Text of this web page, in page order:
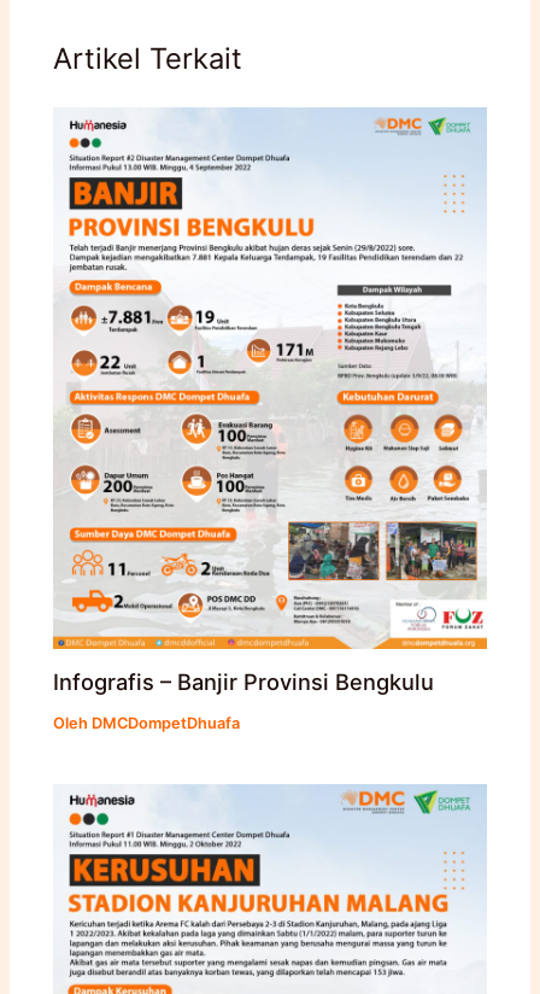
Artikel Terkait
Infografis – Banjir Provinsi Bengkulu
Oleh DMCDompetDhuafa